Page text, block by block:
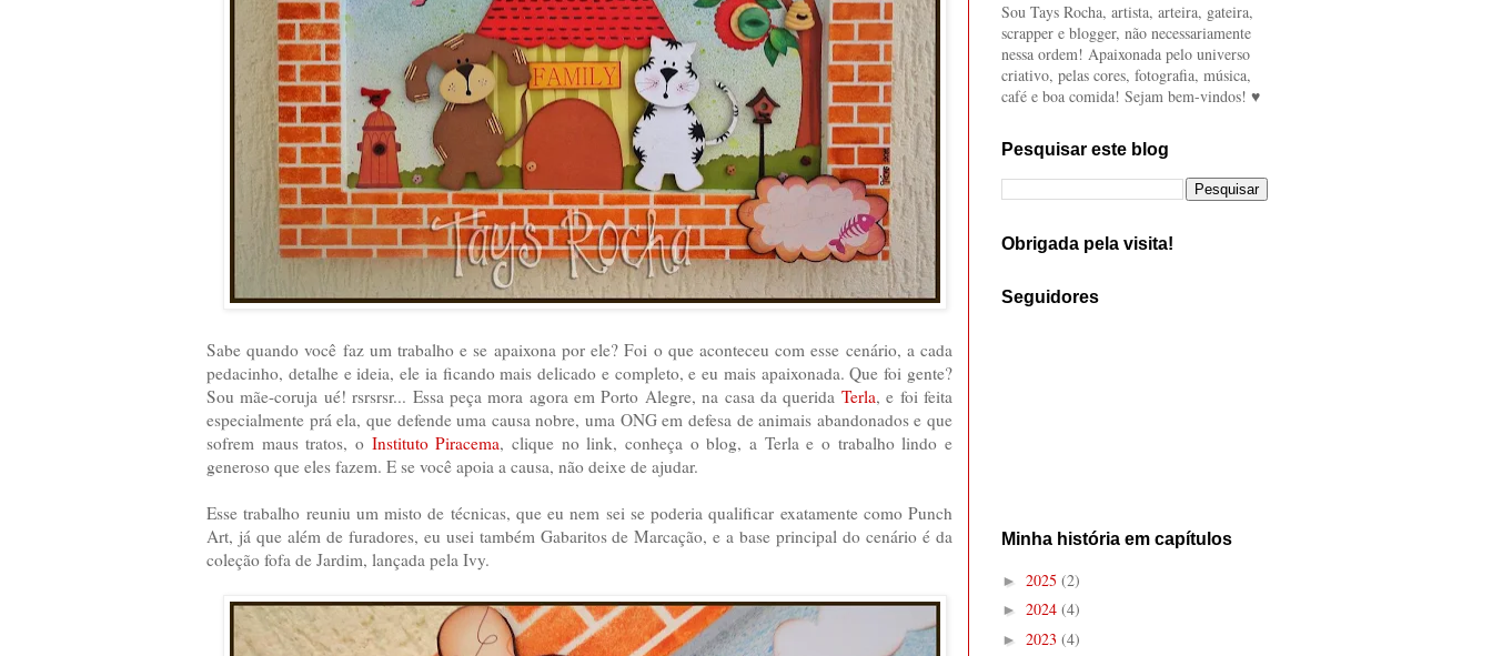
Sabe quando você faz um trabalho e se apaixona por ele? Foi o que aconteceu com esse cenário, a cada
pedacinho, detalhe e ideia, ele ia ficando mais delicado e completo, e eu mais apaixonada. Que foi gente?
Sou mãe-coruja ué! rsrsrsr... Essa peça mora agora em Porto Alegre, na casa da querida Terla, e foi feita
especialmente prá ela, que defende uma causa nobre, uma ONG em defesa de animais abandonados e que
sofrem maus tratos, o Instituto Piracema, clique no link, conheça o blog, a Terla e o trabalho lindo e
generoso que eles fazem. E se você apoia a causa, não deixe de ajudar.
Esse trabalho reuniu um misto de técnicas, que eu nem sei se poderia qualificar exatamente como Punch
Art, já que além de furadores, eu usei também Gabaritos de Marcação, e a base principal do cenário é da
coleção fofa de Jardim, lançada pela Ivy.
Sou Tays Rocha, artista, arteira, gateira,
scrapper e blogger, não necessariamente
nessa ordem! Apaixonada pelo universo
criativo, pelas cores, fotografia, música,
café e boa comida! Sejam bem-vindos! ♥
Pesquisar este blog
Obrigada pela visita!
Seguidores
Minha história em capítulos
► 2025 (2)
► 2024 (4)
► 2023 (4)